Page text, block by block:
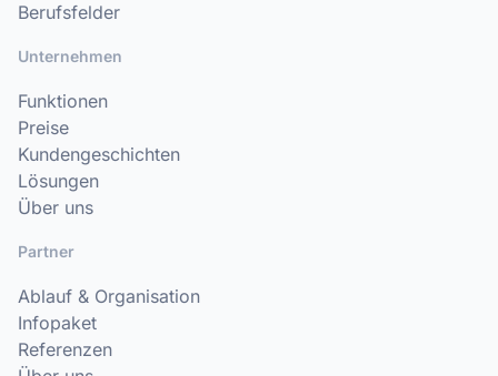
Berufsfelder
Unternehmen
Funktionen
Preise
Kundengeschichten
Lösungen
Über uns
Partner
Ablauf & Organisation
Infopaket
Referenzen